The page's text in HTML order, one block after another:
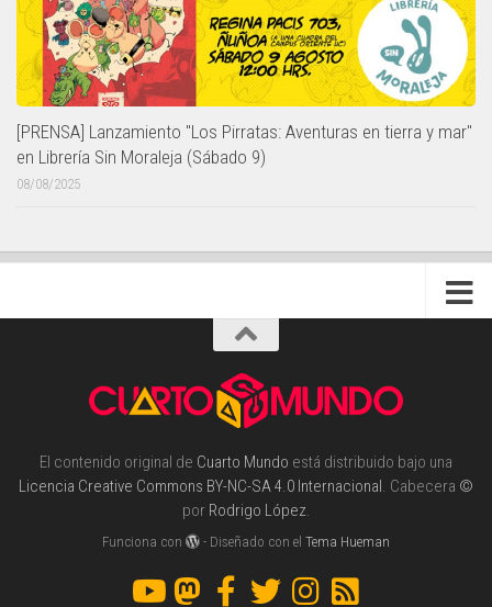
[PRENSA] Lanzamiento "Los Pirratas: Aventuras en tierra y mar"
en Librería Sin Moraleja (Sábado 9)
08/08/2025
El contenido original de Cuarto Mundo está distribuido bajo una
Licencia Creative Commons BY-NC-SA 4.0 Internacional. Cabecera ©
por Rodrigo López.
Funciona con - Diseñado con elTema Hueman